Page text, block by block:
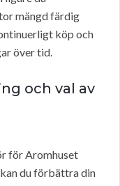
mängd färdig
köp och
över tid.
och val av
för Aromhuset
du förbättra din